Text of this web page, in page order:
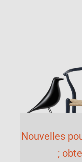
Nouvelles
;